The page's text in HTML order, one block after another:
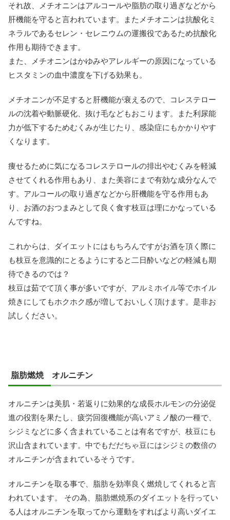
それ故、メチオニンはアルコールや脂肪の取り過ぎなどから
肝機能を守ると言われています。またメチオニンは抗酸化ミ
ネラルであるセレン・セレニウムの運搬役であるため抗酸化
作用も期待できます。
また、メチオニンはかゆみやアレルギーの原因になっている
ヒスタミンの血中濃度を下げる効果も。
メチオニンが不足すると肝機能が衰えるので、コレステロー
ルの沈着や動脈硬化、抜け毛などもおこります。また利尿能
力が低下するためむくみが生じたり、感染症にもかかりやす
くなります。
痩せるために気になるコレステロールの排出やむくみを軽減
させてくれる作用もあり、また美容にまで有効な成分なんで
す。アルコールの取り過ぎなどから肝機能を守る作用もあ
り、お酒のおつまみとして良く食す枝豆は理にかなっている
んですね。
これからは、ダイエットにはもちろんですがお酒を頂く際に
も枝豆を意識的にとるようにすると二日酔いなどの軽減も期
待できるのでは？
枝豆は茹でて頂く事が多いですが、アルミホイル等でホイル
焼きにしてもホクホク感が増しておいしく頂けます。是非お
試しください。
脂肪燃焼 オルニチン
オルニチンは美肌・若返りに効果的な成長ホルモンの分泌促
進の役割を果たし、疲労回復機能が高いアミノ酸の一種で、
シジミなどに多く含まれていることは有名ですが、枝豆にも
沢山含まれています。中でもだだちゃ豆にはシジミの数倍の
オルニチンが含まれているそうです。
オルニチンを取る事で、脂肪を効率良く燃焼してくれると言
われています。 その為、脂肪燃焼系のダイエットを行ってい
る人はオルニチンを取ってから運動をすればより高いダイエ